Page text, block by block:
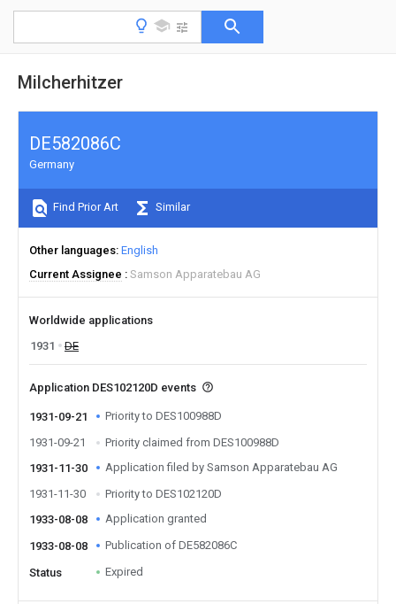
Milcherhitzer
DE582086C
Germany
Find Prior Art Similar
Other languages English
Current Assignee
Samson Apparatebau AG
Worldwide applications
1931
DE
Application DES102120D events
1931-09-21
Priority to DES100988D
1931-09-21
Priority claimed from DES100988D
1931-11-30
Application filed by Samson Apparatebau AG
1931-11-30
Priority to DES102120D
1933-08-08
Application granted
1933-08-08 Publication of DE582086C
Status Expired